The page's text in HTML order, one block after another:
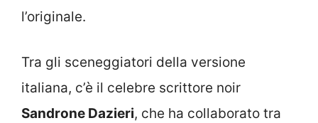
l’originale.
Tra gli sceneggiatori della versione
italiana, c’è il celebre scrittore noir
Sandrone Dazieri, che ha collaborato tra